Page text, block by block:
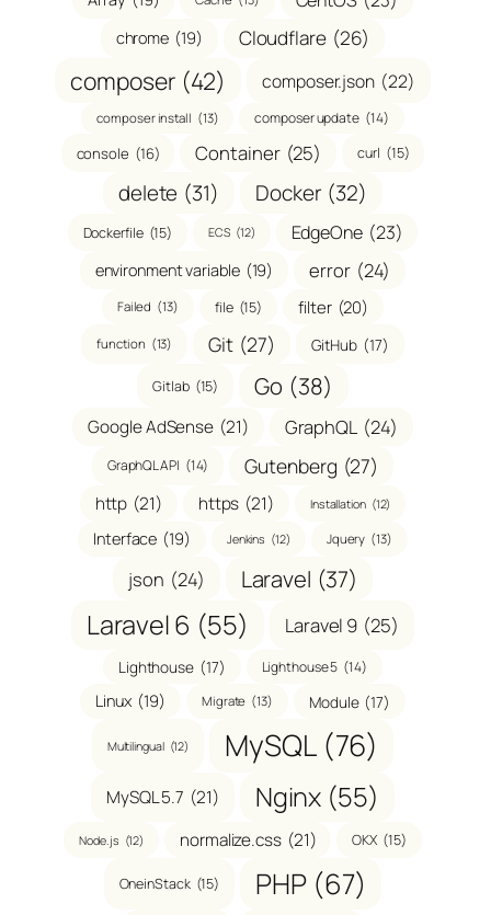
chrome (19) Cloudflare (26)
composer (42) composer.json (22)
composer install (13) composer update (14)
console (16) Container (25) curl (15)
delete (31) Docker (32)
Dockerfile (15) ECS (12) EdgeOne (23)
environment variable (19) error (24)
Failed (13) file (15) filter (20)
function (13) Git (27) GitHub (17)
Gitlab (15) Go (38)
Google AdSense (21) GraphQL (24)
GraphQL API (14) Gutenberg (27)
http (21) https (21) Installation (12)
Interface (19) Jenkins (12) Jquery (13)
json (24) Laravel (37)
Laravel 6 (55) Laravel 9 (25)
Lighthouse (17) Lighthouse 5 (14)
Linux (19) Migrate (13) Module (17)
Multilingual (12) MySQL (76)
MySQL 5.7 (21) Nginx (55)
Node.js (12) normalize.css (21) OKX (15)
OneinStack (15) PHP (67)